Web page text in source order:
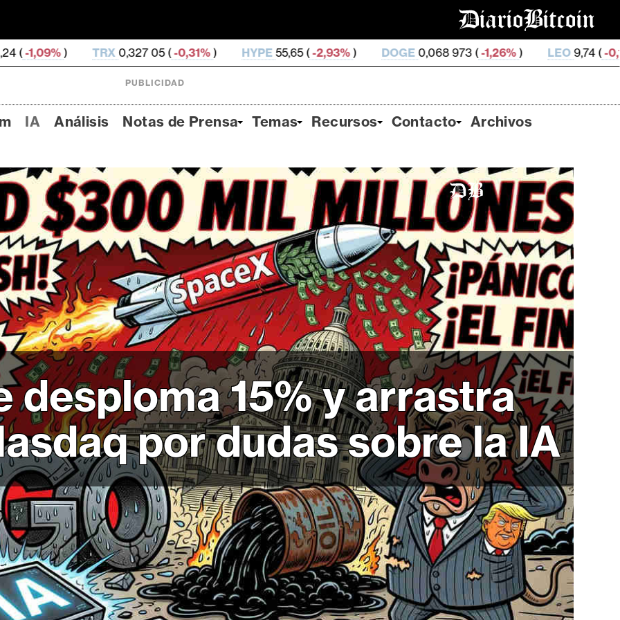
0,327 05 ( -0,31% ) HYPE55,65 (-2,93%) DOGE0,068 973 (-1,26%) LEO9,74 (-0,15% ) ZEC
PUBLICIDAD
IA Análisis Notas de Prensa Temas Recursos Contacto Archivos
desploma 15% y arrastra
por dudas sobre la IA